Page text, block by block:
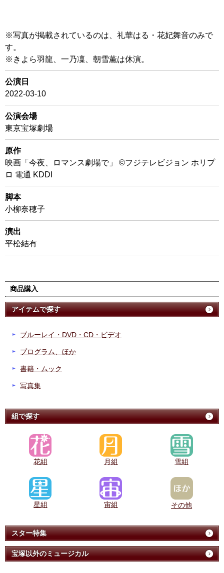
※写真が掲載されているのは、礼華はる・花妃舞音のみで
す。
※きよら羽龍、一乃凜、朝雪薫は休演。
公演日
2022-03-10
公演会場
東京宝塚劇場
原作
映画「今夜、ロマンス劇場で」 ©フジテレビジョン ホリプ
ロ 電通 KDDI
脚本
小柳奈穂子
演出
平松結有
商品購入
アイテムで探す
ブルーレイ・DVD・CD・ビデオ
プログラム、ほか
書籍・ムック
写真集
組で探す
花組 月組 雪組
星組 宙組 その他
スター特集
宝塚以外のミュージカル